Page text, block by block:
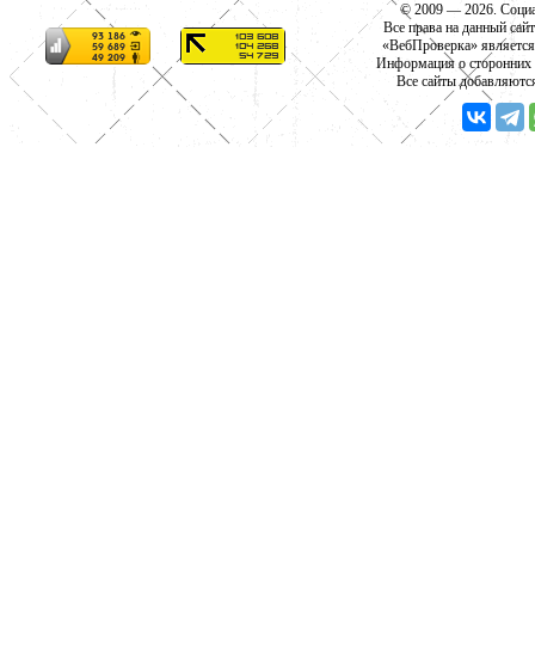
© 2009 — 2026.
Все права на данный
«ВебПроверка»
Информация о сторонних
Все сайты